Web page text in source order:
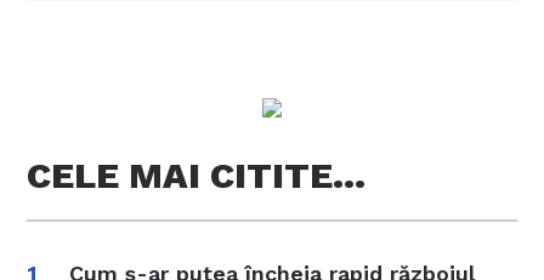
CELE MAI CITITE…
Cum s-ar putea încheia rapid războiul